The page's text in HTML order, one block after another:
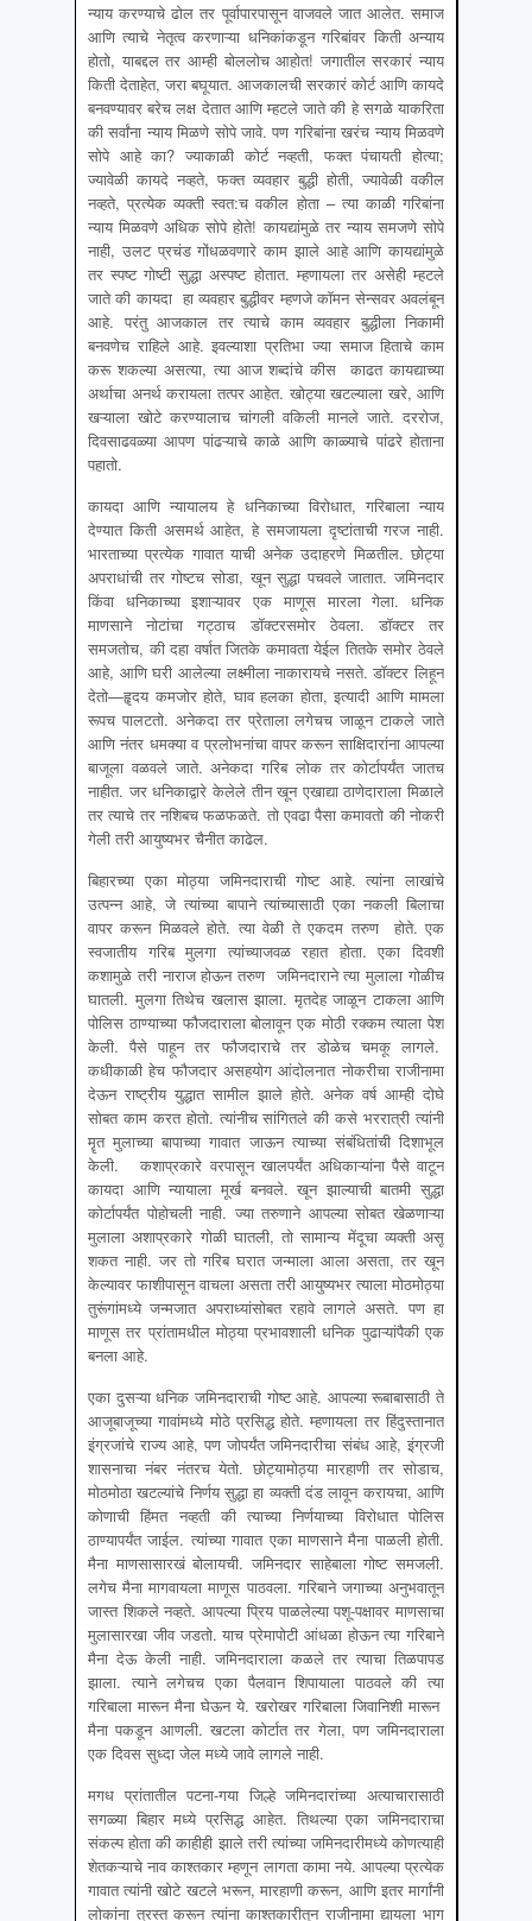
न्याय करण्याचे ढोल तर पूर्वापारपासून वाजवले जात आलेत. समाज
आणि त्याचे नेतृत्व करणाऱ्या धनिकांकडून गरिबांवर किती अन्याय
होतो, याबद्दल तर आम्ही बोललोच आहोत! जगातील सरकारं न्याय
किती देताहेत, जरा बघूयात. आजकालची सरकारं कोर्ट आणि कायदे
बनवण्यावर बरेच लक्ष देतात आणि म्हटले जाते की हे सगळे याकरिता
की सर्वांना न्याय मिळणे सोपे जावे. पण गरिबांना खरंच न्याय मिळवणे
सोपे आहे का? ज्याकाळी कोर्ट नव्हती, फक्त पंचायती होत्या;
ज्यावेळी कायदे नव्हते, फक्त व्यवहार बुद्धी होती, ज्यावेळी वकील
नव्हते, प्रत्येक व्यक्ती स्वत:च वकील होता – त्या काळी गरिबांना
न्याय मिळवणे अधिक सोपे होते! कायद्यांमुळे तर न्याय समजणे सोपे
नाही, उलट प्रचंड गोंधळवणारे काम झाले आहे आणि कायद्यांमुळे
तर स्पष्ट गोष्टी सुद्धा अस्पष्ट होतात. म्हणायला तर असेही म्हटले
जाते की कायदा हा व्यवहार बुद्धीवर म्हणजे कॉमन सेन्सवर अवलंबून
आहे. परंतु आजकाल तर त्याचे काम व्यवहार बुद्धीला निकामी
बनवणेच राहिले आहे. इवल्याशा प्रतिभा ज्या समाज हिताचे काम
करू शकल्या असत्या, त्या आज शब्दांचे कीस काढत कायद्याच्या
अर्थाचा अनर्थ करायला तत्पर आहेत. खोट्या खटल्याला खरे, आणि
खऱ्याला खोटे करण्यालाच चांगली वकिली मानले जाते. दररोज,
दिवसाढवळ्या आपण पांढऱ्याचे काळे आणि काळ्याचे पांढरे होताना
पहातो.
कायदा आणि न्यायालय हे धनिकाच्या विरोधात, गरिबाला न्याय
देण्यात किती असमर्थ आहेत, हे समजायला दृष्टांताची गरज नाही.
भारताच्या प्रत्येक गावात याची अनेक उदाहरणे मिळतील. छोट्या
अपराधांची तर गोष्टच सोडा, खून सुद्धा पचवले जातात. जमिनदार
किंवा धनिकाच्या इशाऱ्यावर एक माणूस मारला गेला. धनिक
माणसाने नोटांचा गट्ठाच डॉक्टरसमोर ठेवला. डॉक्टर तर
समजतोच, की दहा वर्षात जितके कमावता येईल तितके समोर ठेवले
आहे, आणि घरी आलेल्या लक्ष्मीला नाकारायचे नसते. डॉक्टर लिहून
देतो—हॄदय कमजोर होते, घाव हलका होता, इत्यादी आणि मामला
रूपच पालटतो. अनेकदा तर प्रेताला लगेचच जाळून टाकले जाते
आणि नंतर धमक्या व प्रलोभनांचा वापर करून साक्षिदारांना आपल्या
बाजूला वळवले जाते. अनेकदा गरिब लोक तर कोर्टापर्यंत जातच
नाहीत. जर धनिकाद्वारे केलेले तीन खून एखाद्या ठाणेदाराला मिळाले
तर त्याचे तर नशिबच फळफळते. तो एवढा पैसा कमावतो की नोकरी
गेली तरी आयुष्यभर चैनीत काढेल.
बिहारच्या एका मोठ्या जमिनदाराची गोष्ट आहे. त्यांना लाखांचे
उत्पन्न आहे, जे त्यांच्या बापाने त्यांच्यासाठी एका नकली बिलाचा
वापर करून मिळवले होते. त्या वेळी ते एकदम तरुण होते. एक
स्वजातीय गरिब मुलगा त्यांच्याजवळ रहात होता. एका दिवशी
कशामुळे तरी नाराज होऊन तरुण जमिनदाराने त्या मुलाला गोळीच
घातली. मुलगा तिथेच खलास झाला. मृतदेह जाळून टाकला आणि
पोलिस ठाण्याच्या फौजदाराला बोलावून एक मोठी रक्कम त्याला पेश
केली. पैसे पाहून तर फौजदाराचे तर डोळेच चमकू लागले.
कधीकाळी हेच फौजदार असहयोग आंदोलनात नोकरीचा राजीनामा
देऊन राष्ट्रीय युद्धात सामील झाले होते. अनेक वर्ष आम्ही दोघे
सोबत काम करत होतो. त्यांनीच सांगितले की कसे भररात्री त्यांनी
मॄत मुलाच्या बापाच्या गावात जाऊन त्याच्या संबंधितांची दिशाभूल
केली. कशाप्रकारे वरपासून खालपर्यंत अधिकाऱ्यांना पैसे वाटून
कायदा आणि न्यायाला मूर्ख बनवले. खून झाल्याची बातमी सुद्धा
कोर्टापर्यंत पोहोचली नाही. ज्या तरुणाने आपल्या सोबत खेळणाऱ्या
मुलाला अशाप्रकारे गोळी घातली, तो सामान्य मेंदूचा व्यक्ती असू
शकत नाही. जर तो गरिब घरात जन्माला आला असता, तर खून
केल्यावर फाशीपासून वाचला असता तरी आयुष्यभर त्याला मोठमोठ्या
तुरूंगांमध्ये जन्मजात अपराध्यांसोबत रहावे लागले असते. पण हा
माणूस तर प्रांतामधील मोठ्या प्रभावशाली धनिक पुढाऱ्यांपैकी एक
बनला आहे.
एका दुसऱ्या धनिक जमिनदाराची गोष्ट आहे. आपल्या रूबाबासाठी ते
आजूबाजूच्या गावांमध्ये मोठे प्रसिद्ध होते. म्हणायला तर हिंदुस्तानात
इंग्रजांचे राज्य आहे, पण जोपर्यंत जमिनदारीचा संबंध आहे, इंग्रजी
शासनाचा नंबर नंतरच येतो. छोट्यामोठ्या मारहाणी तर सोडाच,
मोठमोठा खटल्यांचे निर्णय सुद्धा हा व्यक्ती दंड लावून करायचा, आणि
कोणाची हिंमत नव्हती की त्याच्या निर्णयाच्या विरोधात पोलिस
ठाण्यापर्यंत जाईल. त्यांच्या गावात एका माणसाने मैना पाळली होती.
मैना माणसासारखं बोलायची. जमिनदार साहेबाला गोष्ट समजली.
लगेच मैना मागवायला माणूस पाठवला. गरिबाने जगाच्या अनुभवातून
जास्त शिकले नव्हते. आपल्या प्रिय पाळलेल्या पशू-पक्षावर माणसाचा
मुलासारखा जीव जडतो. याच प्रेमापोटी आंधळा होऊन त्या गरिबाने
मैना देऊ केली नाही. जमिनदाराला कळले तर त्याचा तिळपापड
झाला. त्याने लगेचच एका पैलवान शिपायाला पाठवले की त्या
गरिबाला मारून मैना घेऊन ये. खरोखर गरिबाला जिवानिशी मारून
मैना पकडून आणली. खटला कोर्टात तर गेला, पण जमिनदाराला
एक दिवस सुध्दा जेल मध्ये जावे लागले नाही.
मगध प्रांतातील पटना-गया जिल्हे जमिनदारांच्या अत्याचारासाठी
सगळ्या बिहार मध्ये प्रसिद्ध आहेत. तिथल्या एका जमिनदाराचा
संकल्प होता की काहीही झाले तरी त्यांच्या जमिनदारीमध्ये कोणत्याही
शेतकऱ्याचे नाव काश्तकार म्हणून लागता कामा नये. आपल्या प्रत्येक
गावात त्यांनी खोटे खटले भरून, मारहाणी करून, आणि इतर मार्गांनी
लोकांना त्रस्त करून त्यांना काश्तकारीतून राजीनामा द्यायला भाग